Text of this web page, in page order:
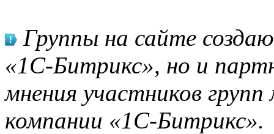
Группы на сайте
«1С-Битрикс», но и
мнения участников
компании «1С-Битрикс».